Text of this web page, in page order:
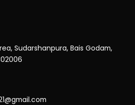
Sudarshanpura, Bais Godam,